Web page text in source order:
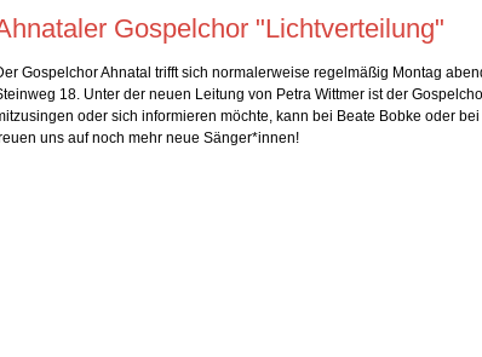
Gospelchor "Lichtverteilung"
Gospelchor Ahnatal trifft sich normalerweise regelmäßig Montag
18. Unter der neuen Leitung von Petra Wittmer ist der
oder sich informieren möchte, kann bei Beate Bobke oder
uns auf noch mehr neue Sänger*innen!